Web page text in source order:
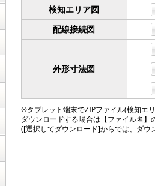
検知エリア図
配線接続図
外形寸法図
※タブレット端末でZIPファイル(検知エ
ダウンロードする場合は【ファイル名
([選択してダウンロード]からでは、ダ